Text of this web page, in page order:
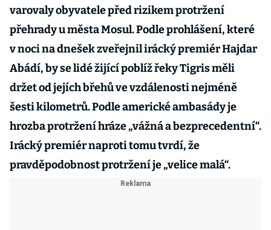
varovaly obyvatele před rizikem protržení
přehrady u města Mosul. Podle prohlášení, které
v noci na dnešek zveřejnil irácký premiér Hajdar
Abádí, by se lidé žijící poblíž řeky Tigris měli
držet od jejích břehů ve vzdálenosti nejméně
šesti kilometrů. Podle americké ambasády je
hrozba protržení hráze „vážná a bezprecedentní“.
Irácký premiér naproti tomu tvrdí, že
pravděpodobnost protržení je „velice malá“.